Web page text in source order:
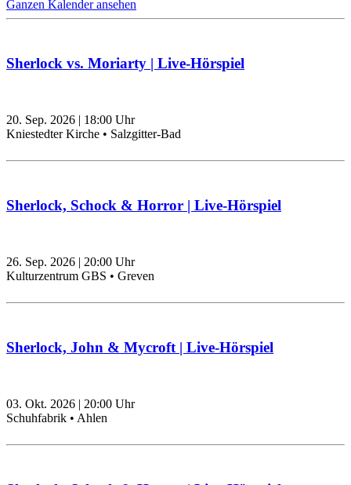
Ganzen Kalender ansehen
Sherlock vs. Moriarty | Live-Hörspiel
20. Sep. 2026 | 18:00 Uhr
Kniestedter Kirche • Salzgitter-Bad
Sherlock, Schock & Horror | Live-Hörspiel
26. Sep. 2026 | 20:00 Uhr
Kulturzentrum GBS • Greven
Sherlock, John & Mycroft | Live-Hörspiel
03. Okt. 2026 | 20:00 Uhr
Schuhfabrik • Ahlen